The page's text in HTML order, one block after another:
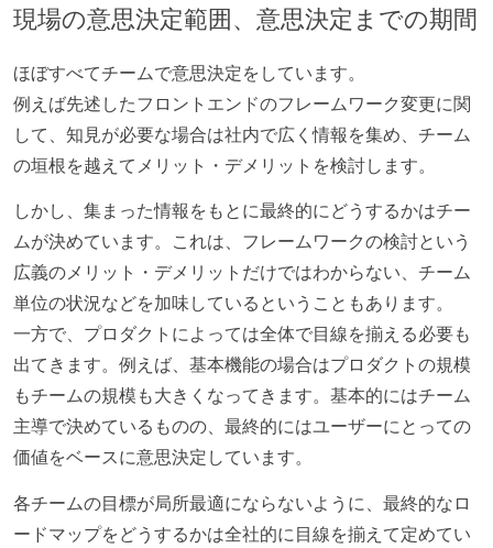
現場の意思決定範囲、意思決定までの期間
ほぼすべてチームで意思決定をしています。
例えば先述したフロントエンドのフレームワーク変更に関
して、知見が必要な場合は社内で広く情報を集め、チーム
の垣根を越えてメリット・デメリットを検討します。
しかし、集まった情報をもとに最終的にどうするかはチー
ムが決めています。これは、フレームワークの検討という
広義のメリット・デメリットだけではわからない、チーム
単位の状況などを加味しているということもあります。
一方で、プロダクトによっては全体で目線を揃える必要も
出てきます。例えば、基本機能の場合はプロダクトの規模
もチームの規模も大きくなってきます。基本的にはチーム
主導で決めているものの、最終的にはユーザーにとっての
価値をベースに意思決定しています。
各チームの目標が局所最適にならないように、最終的なロ
ードマップをどうするかは全社的に目線を揃えて定めてい